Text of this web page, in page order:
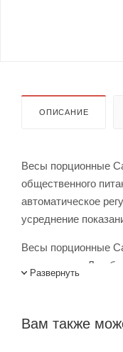
ОПИСАНИЕ
Весы порционные
общественного
автоматическое
усреднение
Весы порционные
менеджеров.
Развернуть
Вам также